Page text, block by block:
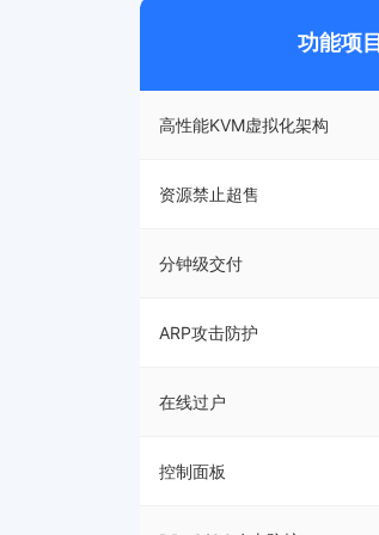
功能项目
高性能KVM虚拟化架构
资源禁止超售
分钟级交付
ARP攻击防护
在线过户
控制面板